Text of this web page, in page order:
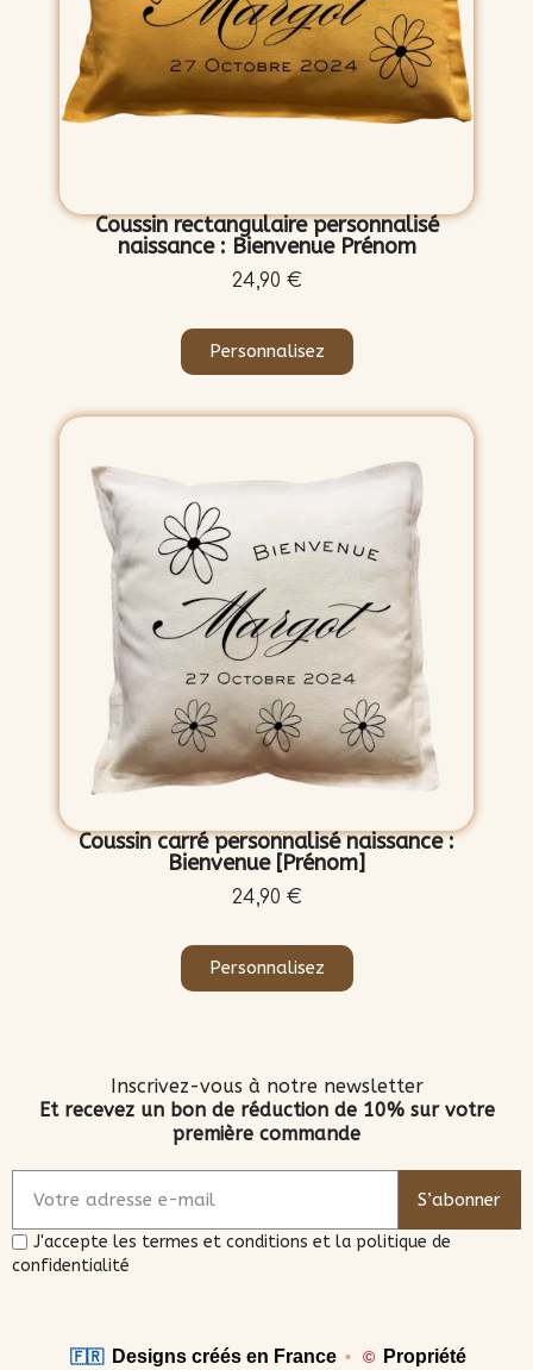
Coussin rectangulaire personnalisé
naissance : Bienvenue Prénom
24,90 €
Personnalisez
Coussin carré personnalisé naissance :
Bienvenue [Prénom]
24,90 €
Personnalisez
Inscrivez-vous à notre newsletter
Et recevez un bon de réduction de 10% sur votre
première commande
S’abonner
J'accepte les termes et conditions et la politique de
confidentialité
🇫🇷 Designs créés en France • ©
Propriété